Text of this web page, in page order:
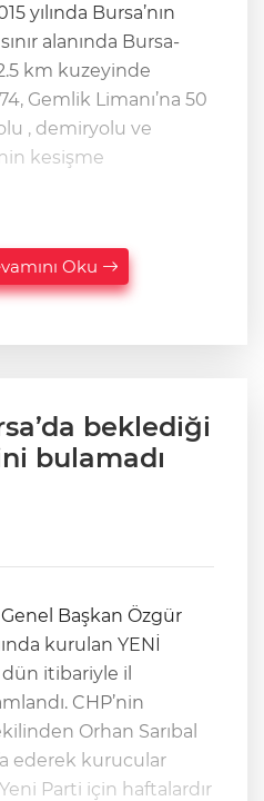
yılında Bursa’nın
alanında Bursa-
km kuzeyinde
Gemlik Limanı’na 50
, demiryolu ve
kesişme
Oku
beklediği
bulamadı
Başkan Özgür
kurulan YENİ
dün itibariyle il
CHP’nin
Orhan Sarıbal
ederek kurucular
Parti için haftalardır